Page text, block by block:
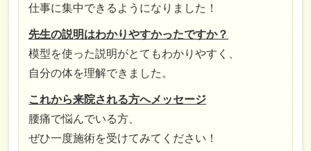
仕事に集中できるようになりました！
先生の説明はわかりやすかったですか？
模型を使った説明がとてもわかりやすく、
自分の体を理解できました。
これから来院される方へメッセージ
腰痛で悩んでいる方、
ぜひ一度施術を受けてみてください！